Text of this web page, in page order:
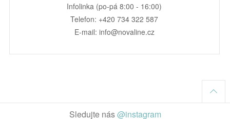
Infolinka (po-pá 8:00 - 16:00)
Telefon: +420 734 322 587
E-mail: info@novaline.cz
Sledujte nás@instagram